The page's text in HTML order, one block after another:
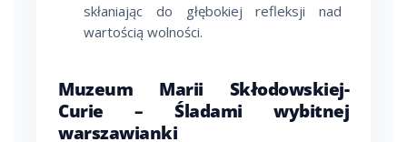
skłaniając do głębokiej refleksji nad
wartością wolności.
Muzeum Marii Skłodowskiej-
Curie – Śladami wybitnej
warszawianki